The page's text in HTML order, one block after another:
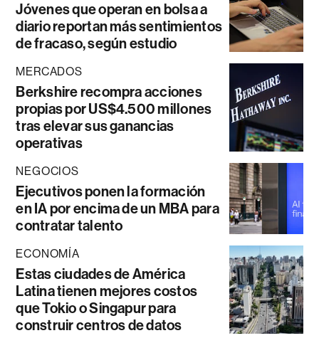
Jóvenes que operan en bolsa a
diario reportan más sentimientos
de fracaso, según estudio
MERCADOS
Berkshire recompra acciones
propias por US$4.500 millones
tras elevar sus ganancias
operativas
NEGOCIOS
Ejecutivos ponen la formación
en IA por encima de un MBA para
contratar talento
ECONOMÍA
Estas ciudades de América
Latina tienen mejores costos
que Tokio o Singapur para
construir centros de datos